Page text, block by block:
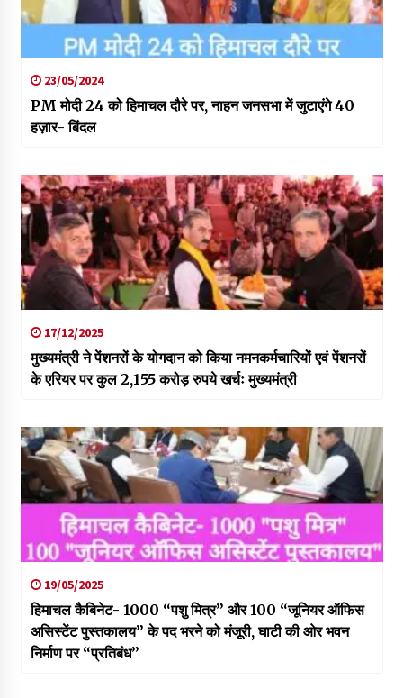
23/05/2024
PM मोदी 24 को हिमाचल दौरे पर, नाहन जनसभा में जुटाएंगे 40
हज़ार- बिंदल
17/12/2025
मुख्यमंत्री ने पेंशनरों के योगदान को किया नमनकर्मचारियों एवं पेंशनरों
के एरियर पर कुल 2,155 करोड़ रुपये खर्चः मुख्यमंत्री
19/05/2025
हिमाचल कैबिनेट- 1000 “पशु मित्र” और 100 “जूनियर ऑफिस
असिस्टेंट पुस्तकालय” के पद भरने को मंजूरी, घाटी की ओर भवन
निर्माण पर “प्रतिबंध”